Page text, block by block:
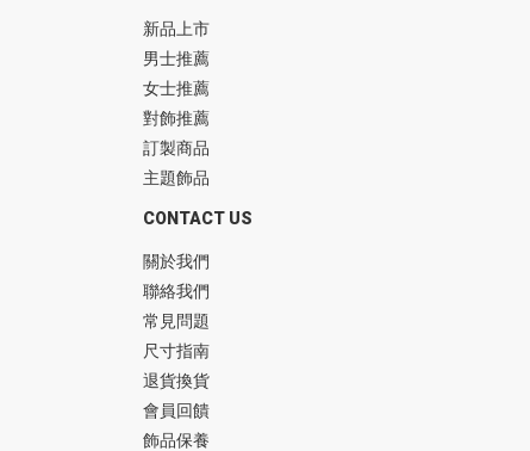
新品上市
男士推薦
女士推薦
對飾推薦
訂製商品
主題飾品
CONTACT US
關於我們
聯絡我們
常見問題
尺寸指南
退貨換貨
會員回饋
飾品保養